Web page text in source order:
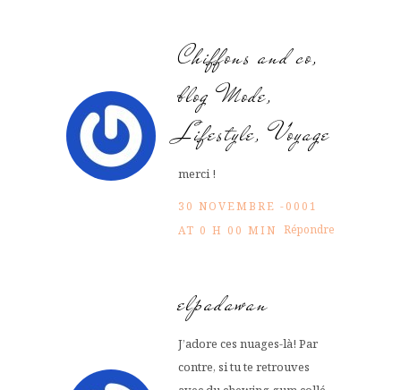
Chiffons and co,
blog Mode,
Lifestyle, Voyage
merci !
30 NOVEMBRE -0001
AT 0 H 00 MIN Répondre
elpadawan
J’adore ces nuages-là! Par
contre, si tu te retrouves